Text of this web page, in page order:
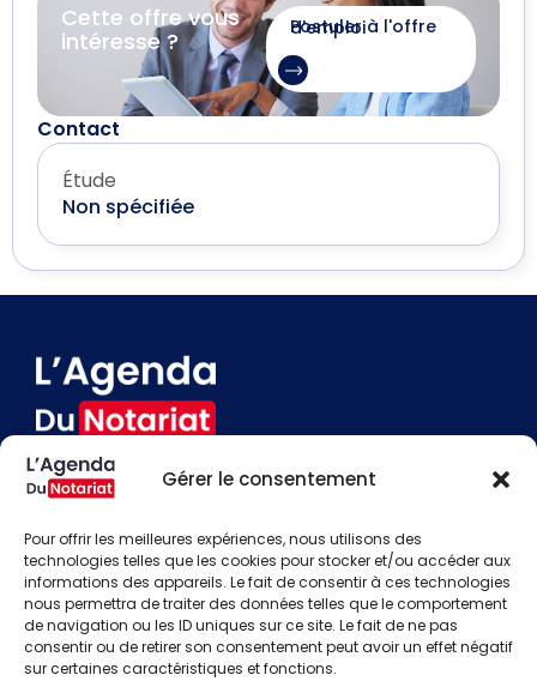
Gérer le consentement
Pour offrir les meilleures expériences, nous utilisons des
technologies telles que les cookies pour stocker et/ou accéder aux
informations des appareils. Le fait de consentir à ces technologies
nous permettra de traiter des données telles que le comportement
de navigation ou les ID uniques sur ce site. Le fait de ne pas
consentir ou de retirer son consentement peut avoir un effet négatif
sur certaines caractéristiques et fonctions.
Cette offre vous
intéresse ?
Postuler à l'offre d'emploi
Contact
Étude
Non spécifiée
Contact
Besoin d'aide
Actualités
Évènements
Offres d'emploi
Candidats